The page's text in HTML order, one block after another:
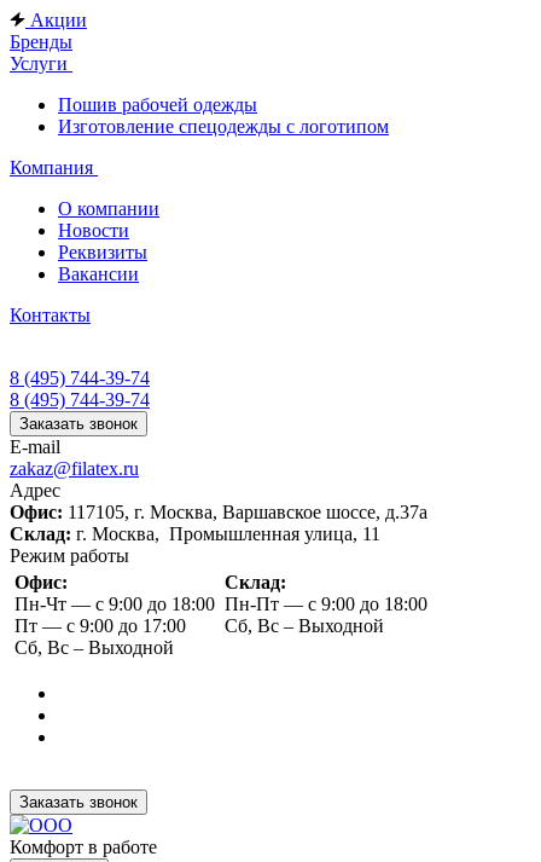
Акции
Бренды
Услуги
Пошив рабочей одежды
Изготовление спецодежды с логотипом
Компания
О компании
Новости
Реквизиты
Вакансии
Контакты
8 (495) 744-39-74
8 (495) 744-39-74
Заказать звонок
E-mail
zakaz@filatex.ru
Адрес
Офис: 117105, г. Москва, Варшавское шоссе, д.37а
Склад: г. Москва, Промышленная улица, 11
Режим работы
Офис:
Пн-Чт — с 9:00 до 18:00
Пт — с 9:00 до 17:00
Сб, Вс – Выходной
Склад:
Пн-Пт — с 9:00 до 18:00
Сб, Вс – Выходной
Заказать звонок
Комфорт в работе